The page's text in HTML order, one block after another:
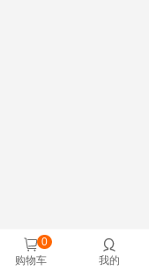

购物车
0 
我的